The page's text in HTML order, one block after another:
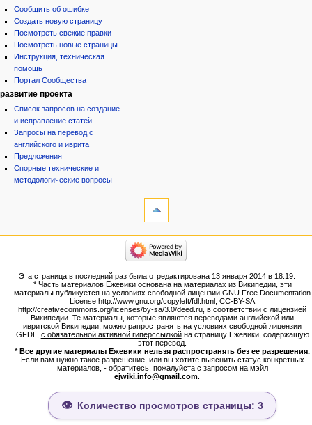
Сообщить об ошибке
Создать новую страницу
Посмотреть свежие правки
Посмотреть новые страницы
Инструкция, техническая
помощь
Портал Сообщества
развитие проекта
Список запросов на создание
и исправление статей
Запросы на перевод с
английского и иврита
Предложения
Спорные технические и
методологические вопросы
Версия
для
Постоянная
ссылка
Сведения
о странице
категории
Народ
Проекты
Проекты/Участники/
дополнения
Публикации:Авторы
Публикации:Статьи по типу
Темы
ежевиковый куст
ЕжеВиКа,Еврейская Вики-
ЕжеВиКа-ТаНаХ
ЕжеВиКа-Публикации
ЕжеВиКа-Книги (бумажные и
Эта страница в последний раз была отредактирована 13 января 2014 в 18:19.
* Часть материалов Ежевики основана на материалах из Википедии, эти
материалы публикуется на условиях свободной лицензии GNU Free Documentation
License http://www.gnu.org/copyleft/fdl.html, CC-BY-SA
http://creativecommons.org/licenses/by-sa/3.0/deed.ru, в соответствии с лицензией
Википедии. Те материалы, которые являются переводами английской или
ивритской Википедии, можно рапространять на условиях свободной лицензии
GFDL, с обязательной активной гиперссылкойна страницу Ежевики, содержащую
этот перевод.
* Все другие материалы Ежевики нельзя распространять без ее разрешения.
Если вам нужно такое разрешение, или вы хотите выяснить статус конкретных
материалов, - обратитесь, пожалуйста с запросом на мэйл
ejwiki.info@gmail.com
Количество просмотров страницы: 3